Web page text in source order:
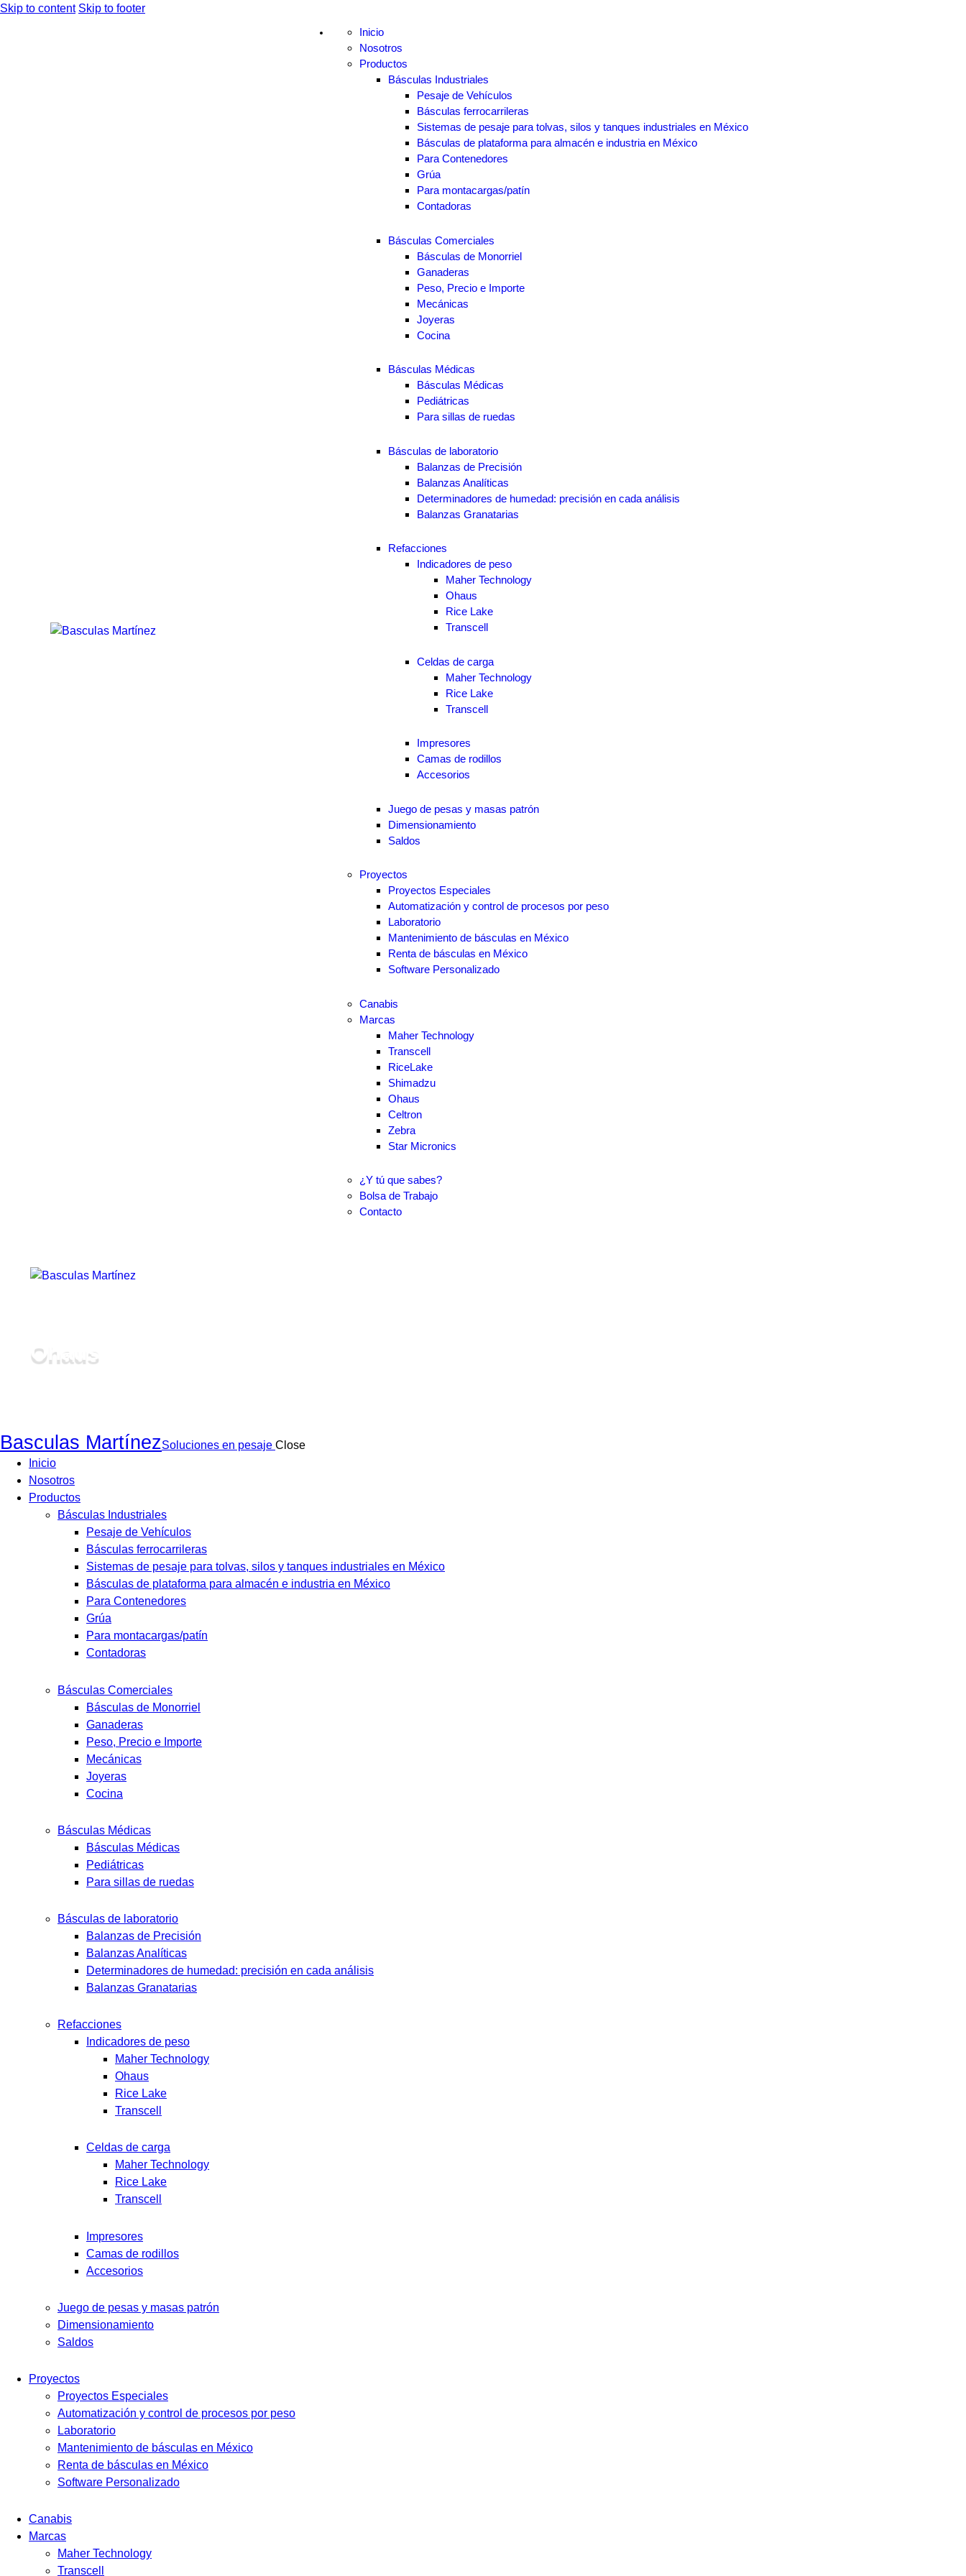
Skip to content Skip to footer
Inicio
Nosotros
Productos
Básculas Industriales
Pesaje de Vehículos
Básculas ferrocarrileras
Sistemas de pesaje para tolvas, silos y tanques industriales en México
Básculas de plataforma para almacén e industria en México
Para Contenedores
Grúa
Para montacargas/patín
Contadoras
Básculas Comerciales
Básculas de Monorriel
Ganaderas
Peso, Precio e Importe
Mecánicas
Joyeras
Cocina
Básculas Médicas
Básculas Médicas
Pediátricas
Para sillas de ruedas
Básculas de laboratorio
Balanzas de Precisión
Balanzas Analíticas
Determinadores de humedad: precisión en cada análisis
Balanzas Granatarias
Refacciones
Indicadores de peso
Maher Technology
Ohaus
Rice Lake
Transcell
Celdas de carga
Maher Technology
Rice Lake
Transcell
Impresores
Camas de rodillos
Accesorios
Juego de pesas y masas patrón
Dimensionamiento
Saldos
Proyectos
Proyectos Especiales
Automatización y control de procesos por peso
Laboratorio
Mantenimiento de básculas en México
Renta de básculas en México
Software Personalizado
Canabis
Marcas
Maher Technology
Transcell
RiceLake
Shimadzu
Ohaus
Celtron
Zebra
Star Micronics
¿Y tú que sabes?
Bolsa de Trabajo
Contacto
Ohaus
Basculas MartínezSoluciones en pesaje Close
Inicio
Nosotros
Productos
Básculas Industriales
Pesaje de Vehículos
Básculas ferrocarrileras
Sistemas de pesaje para tolvas, silos y tanques industriales en México
Básculas de plataforma para almacén e industria en México
Para Contenedores
Grúa
Para montacargas/patín
Contadoras
Básculas Comerciales
Básculas de Monorriel
Ganaderas
Peso, Precio e Importe
Mecánicas
Joyeras
Cocina
Básculas Médicas
Básculas Médicas
Pediátricas
Para sillas de ruedas
Básculas de laboratorio
Balanzas de Precisión
Balanzas Analíticas
Determinadores de humedad: precisión en cada análisis
Balanzas Granatarias
Refacciones
Indicadores de peso
Maher Technology
Ohaus
Rice Lake
Transcell
Celdas de carga
Maher Technology
Rice Lake
Transcell
Impresores
Camas de rodillos
Accesorios
Juego de pesas y masas patrón
Dimensionamiento
Saldos
Proyectos
Proyectos Especiales
Automatización y control de procesos por peso
Laboratorio
Mantenimiento de básculas en México
Renta de básculas en México
Software Personalizado
Canabis
Marcas
Maher Technology
Transcell